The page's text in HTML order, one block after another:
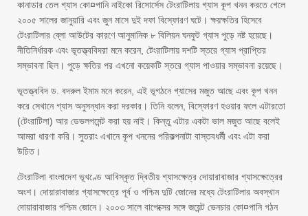
কানাডার তেল গ্যাস কো¤পানি নাইকো রিসোর্সেস টেংরাটিলায় গ্যাস কূপ খনন করতে গেলে
২০০৫ সালের জানুয়ারি এবং জুন মাসে দুই দফা বিস্ফোরণ ঘটে। ক্ষয়ক্ষতির হিসেবে
টেংরাটিলার ব্লো আউটের কারণে আনুমানিক ৮ বিলিয়ন ঘনফুট গ্যাস পুড়ে নষ্ট হয়েছে।
নীতিনির্ধারক এবং ভূতত্ত্ববিদরা মনে করেন, টেংরাটিলায় দশটি স্তরে গ্যাস প্রাপ্তির
সম্ভাবনা ছিল। পুড়ে ক্ষতির পর এখনো কয়েকটি স্তরে গ্যাস পাওয়ার সম্ভাবনা রয়েছে।
ভূতত্ত্ববিদ ড. বদরুল ইমাম মনে করেন, এই ভূগঠনে গ্যাসের মজুত আছে এবং কূপ খনন
করে সেখানে গ্যাস অনুসন্ধান করা দরকার। তিনি বলেন, বিস্ফোরণ হওয়ার ফলে এটারতো
(টেংরাটিলা) আর ডেভলপমেন্ট করা হয় নাই। কিন্তু এটার একটা ভাল মজুত আছে বলেই
আমরা ধারণা করি। সুতরাং এখানে কূপ খননের পরিকল্পনাটা বাস্তবধর্মী এবং এটা করা
উচিত।
টেংরাটিলা বাংলাদেশ ভূখণ্ডে আবিস্কৃত দ্বিতীয় গ্যাসক্ষেত্র দোয়ারাবাজার গ্যাসক্ষেত্রের
অংশ। দোয়ারাবাজার গ্যাসক্ষেত্রে পূর্ব ও পশ্চিম দুটি জোনের মধ্যে টেংরাটিলার অবস্থান
দোয়ারাবাজার পশ্চিম জোনে। ২০০৩ সালে বাপেক্সের সঙ্গে জয়েন্ট ভেনচার কো¤পানি গঠন